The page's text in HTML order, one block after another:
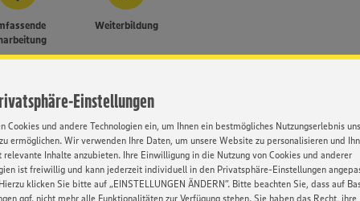
Einstellungen
Cookies und andere Technologien ein, um Ihnen ein bestmögliches Nutzungserlebnis
ermöglichen. Wir verwenden Ihre Daten, um unsere Website zu personalisieren und
relevante Inhalte anzubieten. Ihre Einwilligung in die Nutzung von Cookies und anderer
ist freiwillig und kann jederzeit individuell in den Privatsphäre-Einstellungen
klicken Sie bitte auf „EINSTELLUNGEN ÄNDERN”. Bitte beachten Sie, dass auf
ggf. nicht mehr alle Funktionalitäten zur Verfügung stehen. Sie haben das Recht, ihre
Weiterbildung
– Unter bestimmten
Neben der Berufsschule
Kontakt
EDEKA
z.Hd. Robin